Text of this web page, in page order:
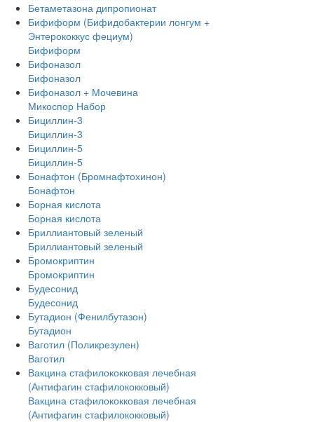
Бетаметазона дипропионат
Бифиформ (Бифидобактерии лонгум +
Энтерококкус фециум)
Бифиформ
Бифоназол
Бифоназол
Бифоназол + Мочевина
Микоспор Набор
Бициллин-3
Бициллин-3
Бициллин-5
Бициллин-5
Бонафтон (Бромнафтохинон)
Бонафтон
Борная кислота
Борная кислота
Бриллиантовый зеленый
Бриллиантовый зеленый
Бромокриптин
Бромокриптин
Будесонид
Будесонид
Бутадион (Фенилбутазон)
Бутадион
Ваготил (Поликрезулен)
Ваготил
Вакцина стафилококковая лечебная
(Антифагин стафилококковый)
Вакцина стафилококковая лечебная
(Антифагин стафилококковый)